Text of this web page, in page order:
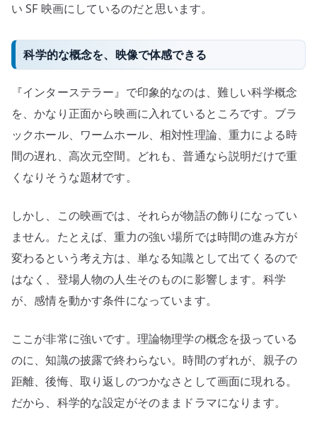
い SF 映画にしているのだと思います。
科学的な概念を、映像で体感できる
『インターステラー』で印象的なのは、難しい科学概念
を、かなり正面から映画に入れているところです。ブラ
ックホール、ワームホール、相対性理論、重力による時
間の遅れ、高次元空間。どれも、普通なら説明だけで重
くなりそうな題材です。
しかし、この映画では、それらが物語の飾りになってい
ません。たとえば、重力の強い場所では時間の進み方が
変わるという考え方は、単なる知識として出てくるので
はなく、登場人物の人生そのものに影響します。科学
が、感情を動かす条件になっています。
ここが非常に強いです。理論物理学の概念を扱っている
のに、知識の披露で終わらない。時間のずれが、親子の
距離、後悔、取り返しのつかなさとして画面に現れる。
だから、科学的な設定がそのままドラマになります。